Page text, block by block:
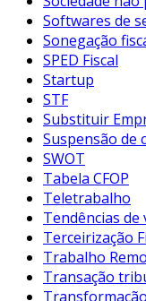
Softwares de
Sonegação
SPED Fiscal
Startup
STF
Substituir
Suspensão de
SWOT
Tabela CFOP
Teletrabalho
Tendências de
Terceirização
Trabalho
Transação